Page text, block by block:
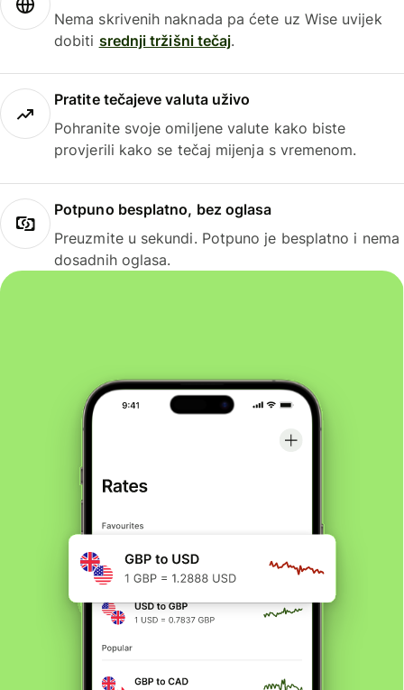
Nema skrivenih naknada pa ćete uz Wise uvijek
dobiti srednji tržišni tečaj.
Pratite tečajeve valuta uživo
Pohranite svoje omiljene valute kako biste
provjerili kako se tečaj mijenja s vremenom.
Potpuno besplatno, bez oglasa
Preuzmite u sekundi. Potpuno je besplatno i nema
dosadnih oglasa.